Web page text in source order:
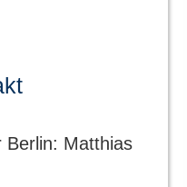
Berlin: Matthias